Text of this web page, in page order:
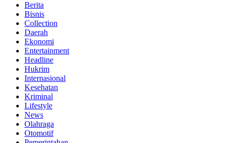
Berita
Bisnis
Collection
Daerah
Ekonomi
Entertainment
Headline
Hukrim
Internasional
Kesehatan
Kriminal
Lifestyle
News
Olahraga
Otomotif